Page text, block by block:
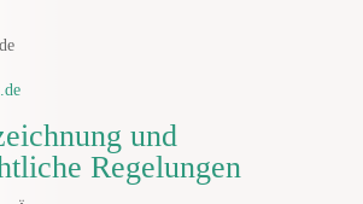
und
Regelungen